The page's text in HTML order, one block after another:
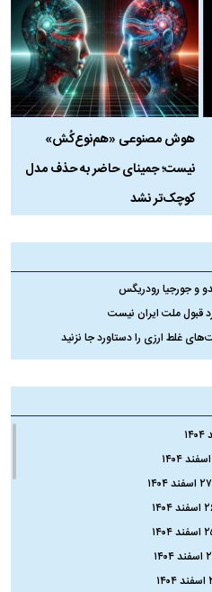
هوش مصنوعی «هم‌نوع‌کُش»
نیست؛ جمینای حاضر به حذف مدل
کوچک‌تر نشد
و جورجیا رودریگس
قبول ملت ایران نیست
غلط ارزی را دستاورد جا نزنید